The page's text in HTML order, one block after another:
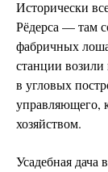
Исторически
Рёдерса — там
фабричных
станции
в угловых
управляющего,
хозяйством.
Усадебная дача